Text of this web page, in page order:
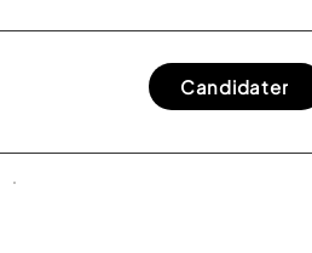
Candidater